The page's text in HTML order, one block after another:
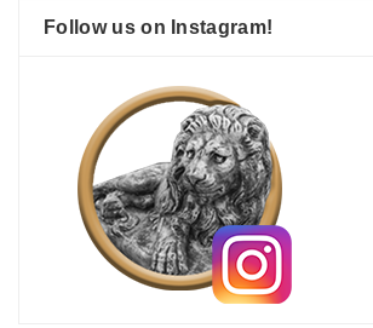
Follow us on Instagram!